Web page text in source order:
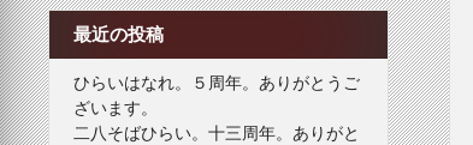
最近の投稿
ひらいはなれ。５周年。ありがとうご
ざいます。
二八そばひらい。十三周年。ありがと